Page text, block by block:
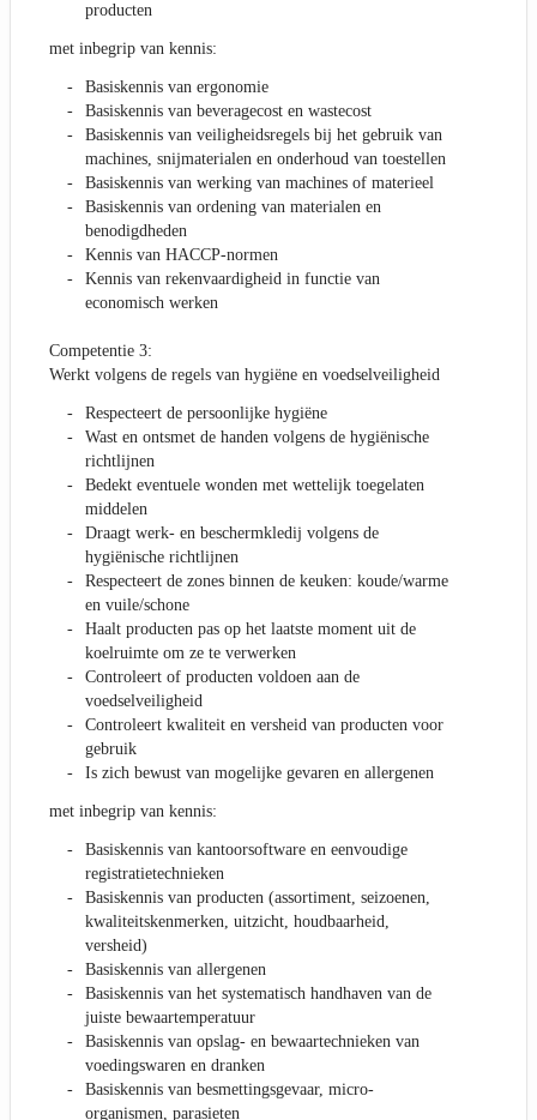
producten
met inbegrip van kennis:
Basiskennis van ergonomie
Basiskennis van beveragecost en wastecost
Basiskennis van veiligheidsregels bij het gebruik van
machines, snijmaterialen en onderhoud van toestellen
Basiskennis van werking van machines of materieel
Basiskennis van ordening van materialen en
benodigdheden
Kennis van HACCP-normen
Kennis van rekenvaardigheid in functie van
economisch werken
Competentie 3:
Werkt volgens de regels van hygiëne en voedselveiligheid
Respecteert de persoonlijke hygiëne
Wast en ontsmet de handen volgens de hygiënische
richtlijnen
Bedekt eventuele wonden met wettelijk toegelaten
middelen
Draagt werk- en beschermkledij volgens de
hygiënische richtlijnen
Respecteert de zones binnen de keuken: koude/warme
en vuile/schone
Haalt producten pas op het laatste moment uit de
koelruimte om ze te verwerken
Controleert of producten voldoen aan de
voedselveiligheid
Controleert kwaliteit en versheid van producten voor
gebruik
Is zich bewust van mogelijke gevaren en allergenen
met inbegrip van kennis:
Basiskennis van kantoorsoftware en eenvoudige
registratietechnieken
Basiskennis van producten (assortiment, seizoenen,
kwaliteitskenmerken, uitzicht, houdbaarheid,
versheid)
Basiskennis van allergenen
Basiskennis van het systematisch handhaven van de
juiste bewaartemperatuur
Basiskennis van opslag- en bewaartechnieken van
voedingswaren en dranken
Basiskennis van besmettingsgevaar, micro-
organismen, parasieten